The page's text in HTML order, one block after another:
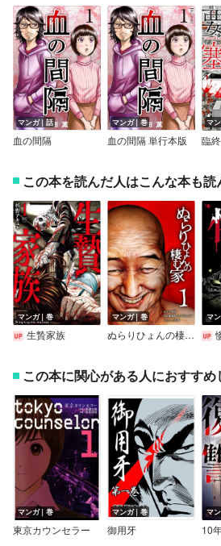
マンガ｜話
血の間隔
マンガ｜巻
血の間隔 単行本版
マ
臨
この本を読んだ人はこんな本も
マンガ｜巻
生贄家族
マンガ｜巻
ぬらりひょんの棲む家【単行本版】
マ
この本に関心がある人におすすめ
マンガ｜巻
東京カウンセラー
マンガ｜巻
御用牙
マ
10